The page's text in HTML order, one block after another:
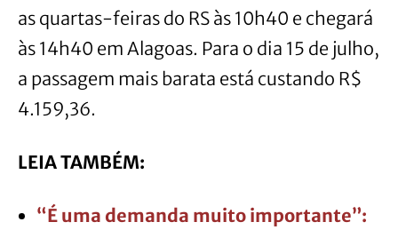
as quartas-feiras do RS às 10h40 e chegará
às 14h40 em Alagoas. Para o dia 15 de julho,
a passagem mais barata está custando R$
4.159,36.
LEIA TAMBÉM:
“É uma demanda muito importante”: